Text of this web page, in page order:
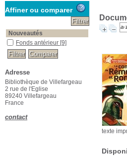
texte
Affiner ou comparer
Nouveautés
Fonds antérieur [9]
Adresse
Bibliothèque de Villefargeau
2 rue de l'Eglise
89240 Villefargeau
France
contact